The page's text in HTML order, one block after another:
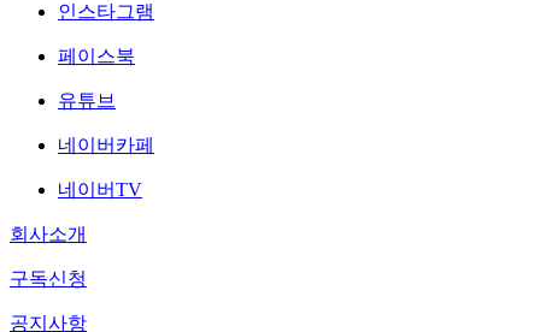
인스타그램
페이스북
유튜브
네이버카페
네이버TV
회사소개
구독신청
공지사항